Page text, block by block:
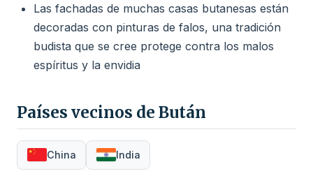
Las fachadas de muchas casas butanesas están
decoradas con pinturas de falos, una tradición
budista que se cree protege contra los malos
espíritus y la envidia
Países vecinos de Bután
China India